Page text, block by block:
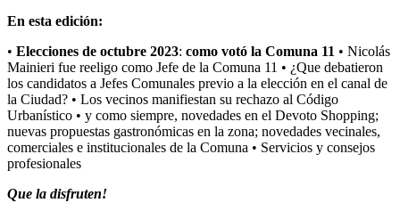
En esta edición:
• Elecciones de octubre 2023: como votó la Comuna 11 • Nicolás
Mainieri fue reeligo como Jefe de la Comuna 11 • ¿Que debatieron
los candidatos a Jefes Comunales previo a la elección en el canal de
la Ciudad? • Los vecinos manifiestan su rechazo al Código
Urbanístico • y como siempre, novedades en el Devoto Shopping;
nuevas propuestas gastronómicas en la zona; novedades vecinales,
comerciales e institucionales de la Comuna • Servicios y consejos
profesionales
Que la disfruten!